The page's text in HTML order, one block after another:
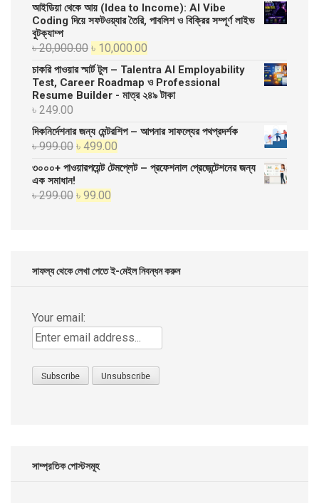
আইডিয়া থেকে আয় (Idea to Income): AI Vibe
Coding দিয়ে সফটওয়্যার তৈরি, পাবলিশ ও বিক্রির সম্পূর্ণ লাইভ
বুটক্যাম্প
৳20,000.00 Original
price
was:
৳ 20,000.00.
৳ 10,000.00
price
is:
৳ 10,000.00.
চাকরি পাওয়ার স্মার্ট টুল – Talentra AI Employability
Test, Career Roadmap ও Professional
Resume Builder - মাত্র ২৪৯ টাকা
৳ 249.00
দিকনির্দেশনার জন্য মেন্টরশিপ – আপনার সাফল্যের পথপ্রদর্শক
৳999.00 Original
price
৳ 999.00.
৳ 499.00
price
৩০০০+ পাওয়ারপয়েন্ট টেমপ্লেট – প্রফেশনাল প্রেজেন্টেশনের জন্য
এক সমাধান!
৳299.00 Original
৳ 99.00
সাফল্য থেকে লেখা পেতে ই-মেইল নিবন্ধন করুন
Your email:
সাম্প্রতিক পোস্টসমূহ